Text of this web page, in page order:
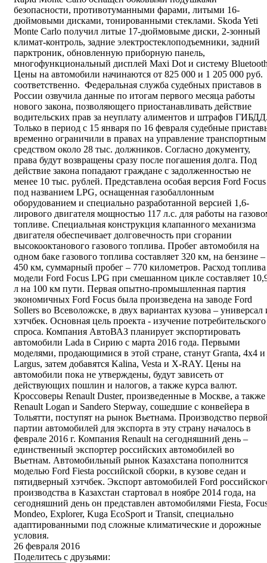
безопасности, противотуманными фарами, литыми 16-
дюймовыми дисками, тонированными стеклами. Skoda Yeti
Monte Carlo получил литые 17-дюймовыме диски, 2-зонный
климат-контроль, задние электростеклоподъемники, задний
парктроник, обновленную приборную панель,
многофункциональный дисплей Maxi Dot и систему
Цены на автомобили начинаются от 825 000 и 1 205 000 руб.
соответственно. Федеральная служба судебных приставов в
России озвучила данные по итогам первого месяца работы
нового закона, позволяющего приостанавливать действие
водительских прав за неуплату алиментов и штрафов
Только в период с 15 января по 16 февраля судебные
временно ограничили в правах на управление транспортным
средством около 28 тыс. должников. Согласно документу,
права будут возвращены сразу после погашения долга. Под
действие закона попадают граждане с задолженностью не
менее 10 тыс. рублей. Представлена особая версия Ford Focus
под названием LPG, оснащенная газобаллонным
оборудованием и специально разработанной версией 1,6-
лирового двигателя мощностью 117 л.с. для работы на
топливе. Специальная конструкция клапанного механизма
двигателя обеспечивает долговечность при сгорании
высокооктанового газового топлива. Пробег автомобиля на
одном баке газового топлива составляет 320 км, на бензине –
450 км, суммарный пробег – 770 километров. Расход топлива
модели Ford Focus LPG при смешанном цикле составляет
л на 100 км пути. Первая опытно-промышленная партия
экономичных Ford Focus была произведена на заводе Ford
Sollers во Всеволожске, в двух вариантах кузова – универсал
хэтчбек. Основная цель проекта - изучение потребительского
спроса. Компания АвтоВАЗ планирует экспортировать
автомобили Lada в Сирию с марта 2016 года. Первыми
моделями, продающимися в этой стране, станут Granta, 4x4 и
Largus, затем добавятся Kalina, Vesta и X-RAY. Цены на
автомобили пока не утверждены, будут зависеть от
действующих пошлин и налогов, а также курса валют.
Кроссоверы Renault Duster, произведенные в Москве, а также
Renault Logan и Sandero Stepway, сошедшие с конвейера в
Тольятти, поступят на рынок Вьетнама. Производство
партии автомобилей для экспорта в эту страну началось в
феврале 2016 г. Компания Renault на сегодняшний день –
единственный экспортер российских автомобилей во
Вьетнам. Автомобильный рынок Казахстана пополнится
моделью Ford Fiesta российской сборки, в кузове седан и
пятидверный хэтчбек. Экспорт автомобилей Ford
производства в Казахстан стартовал в ноябре 2014 года, на
сегодняшний день он представлен автомобилями Fiesta,
Mondeo, Explorer, Kuga EcoSport и Transit, специально
адаптированными под сложные климатические и дорожные
условия.
26 февраля 2016
Поделитесь с друзьями: